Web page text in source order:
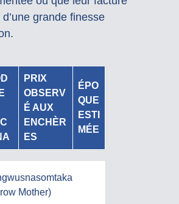
grande finesse
PRIX
OBSERV
É AUX
ENCHÈR
ES
ÉPO
QUE
ESTI
MÉE
Mother)